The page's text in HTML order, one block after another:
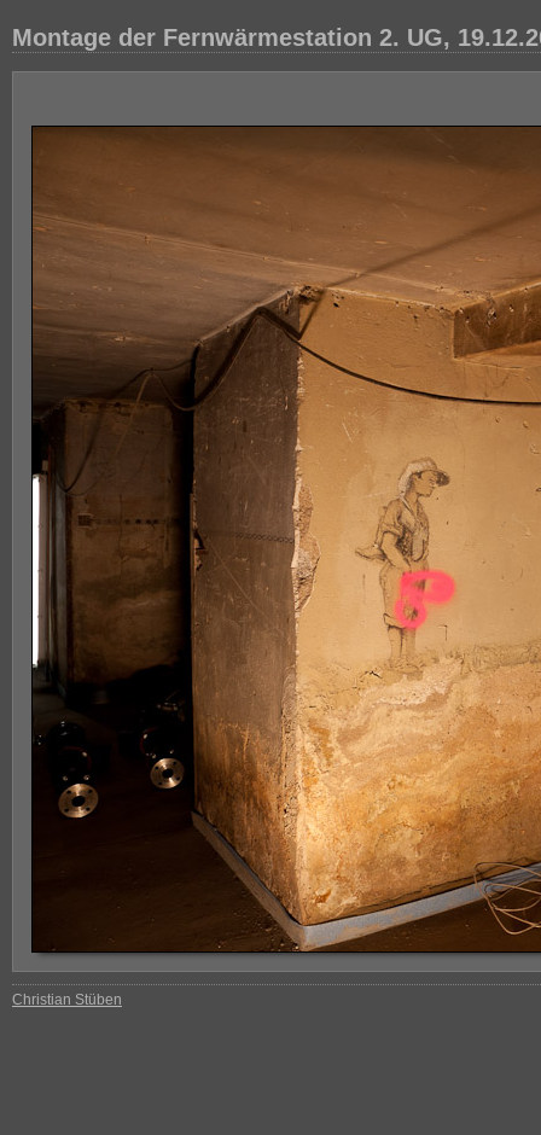
Montage der Fernwärmestation 2. UG,
Christian Stüben